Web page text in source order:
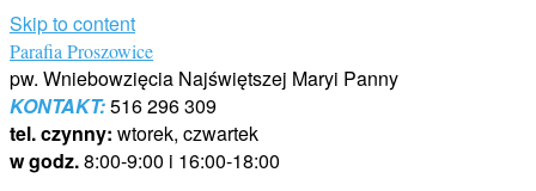
Skip to content
Parafia Proszowice
pw. Wniebowzięcia Najświętszej Maryi Panny
KONTAKT:516 296 309
tel. czynny: wtorek, czwartek
w godz.8:00-9:00 i 16:00-18:00